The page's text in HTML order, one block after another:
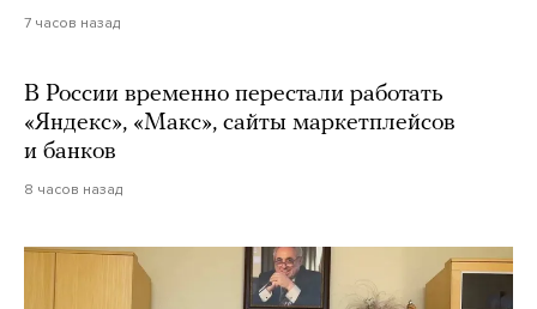
7 часов назад
В России временно перестали работать
«Яндекс», «Макс», сайты маркетплейсов
и банков
8 часов назад